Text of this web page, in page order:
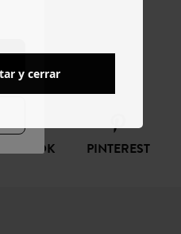
TIKTOK PINTEREST
y cerrar